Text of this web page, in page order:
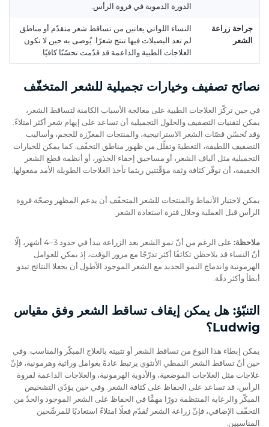
الدورة الدموية في فروة الرأس.
جراحة زراعة
الشعر
النساء اللواتي يعانين من تساقط شعر متقدّم أو مناطق
لم تعد البصيلات فيها تنتج شعرًا. يُوصى به حين لا تكون
العلاجات الطبية والداعمة قد قدّمت تحسّنًا كافيًا.
نصائح تصفيف وخيارات تجميلية للشعر المتخفّف
في حين تركّز العلاجات الطبية على معالجة الأسباب الكامنة لتساقط الشعر،
يمكن لتقنيات التصفيف والحلول التجميلية أن تساعد على إيهام شعر أكثر امتلاءً.
وقد تُحسّن قصّات الشعر الاستراتيجية، والمنتجات المعزّزة للحجم، وأساليب
التصفيف اللطيفة، التغطيةَ وتقلّل من ظهور مناطق التخفّف. كما يمكن للخيارات
التجميلية مثل ألياف الشعر، أو مساحيق إخفاء الجذور، أو أنظمة قطع الشعر
الخفيفة، أن توفّر كثافة وثقة مؤقّتتين ريثما تأخذ العلاجات الطويلة الأمد مفعولها.
يمكن لاختيار الأنماط والمنتجات للشعر المتخفّف أن يدعم المظهر وصحّة فروة
الرأس قبل العملية وخلال فترة استعادة الشعر.
ملاحظة:
على الرغم من أنّ نمو الشعر بعد الزراعة يبدأ في حدود 3–4 أشهر، إلّا
أنّ النساء قد يلاحظن تكاثفًا أكثر تدرّجًا مع مرور الوقت، إذ يمكن للعوامل
الهرمونية واندماج النمو الجديد مع الشعر الموجود الأطول أن يجعلا النتائج تبدو
أبطأ وأكثر دقّة.
التنبّؤ: هل يمكن إيقاف تساقط الشعر وفق مقياس
Ludwig؟
يمكن إبطاء هذا النوع من تساقط الشعر أو تثبيته بالعلاج المبكّر والمناسب. وفي
حين أنّ تساقط الشعر النمطي الأنثوي يرتبط عادةً بعوامل وراثية وهرمونية، فإنّ
علاجات مثل العلاجات الموضعية، والأدوية الهرمونية، والعلاجات الداعمة لفروة
الرأس، قد تساعد على الحفاظ على كثافة الشعر. وفي حين يؤدّي التشخيص
المبكّر والرعاية المنتظمة دورًا مهمًّا في الحفاظ على الشعر الموجود والحدّ من
التخفّف الإضافي، فإنّ زراعة الشعر تُقدّم فعلًا امتلاءً استعاديًا للمرشّحين
المناسبين.